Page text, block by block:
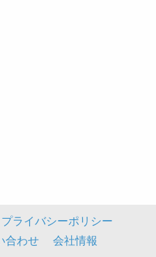
プライバシーポリシー
合わせ 会社情報